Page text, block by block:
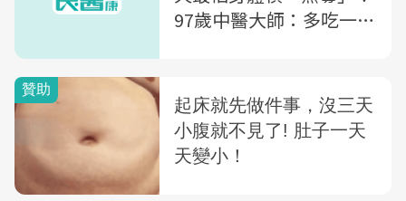
97歲中醫大師：多吃一種